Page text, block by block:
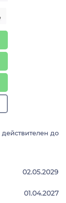
действителен до
02.05.2029
01.04.2027